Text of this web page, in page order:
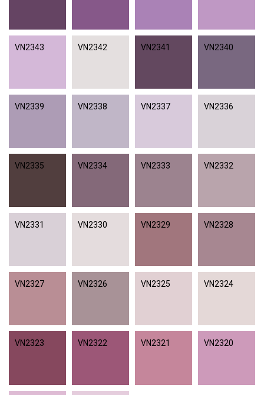
VN2343 VN2342 VN2341 VN2340
VN2339 VN2338 VN2337 VN2336
VN2335 VN2334 VN2333 VN2332
VN2331 VN2330 VN2329 VN2328
VN2327 VN2326 VN2325 VN2324
VN2323 VN2322 VN2321 VN2320